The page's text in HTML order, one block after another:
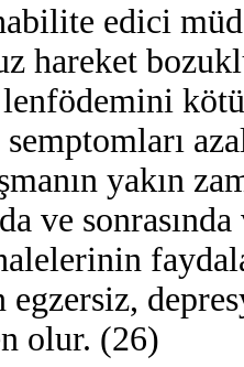
edici
hareket
yakın
ve
olur. (26)